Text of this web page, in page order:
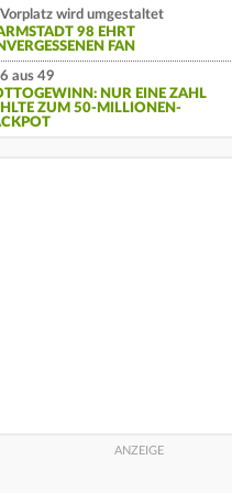
Vorplatz wird umgestaltet
98 EHRT
FAN
6 aus 49
NUR EINE ZAHL
ZUM 50-MILLIONEN-